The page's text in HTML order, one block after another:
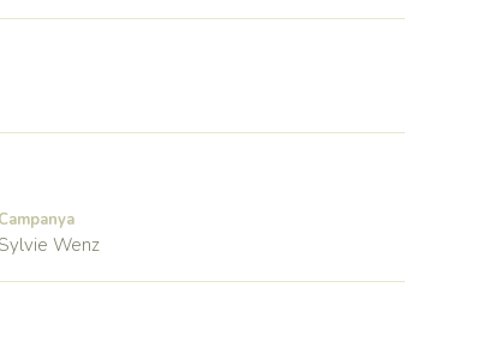
Campanya
Sylvie Wenz